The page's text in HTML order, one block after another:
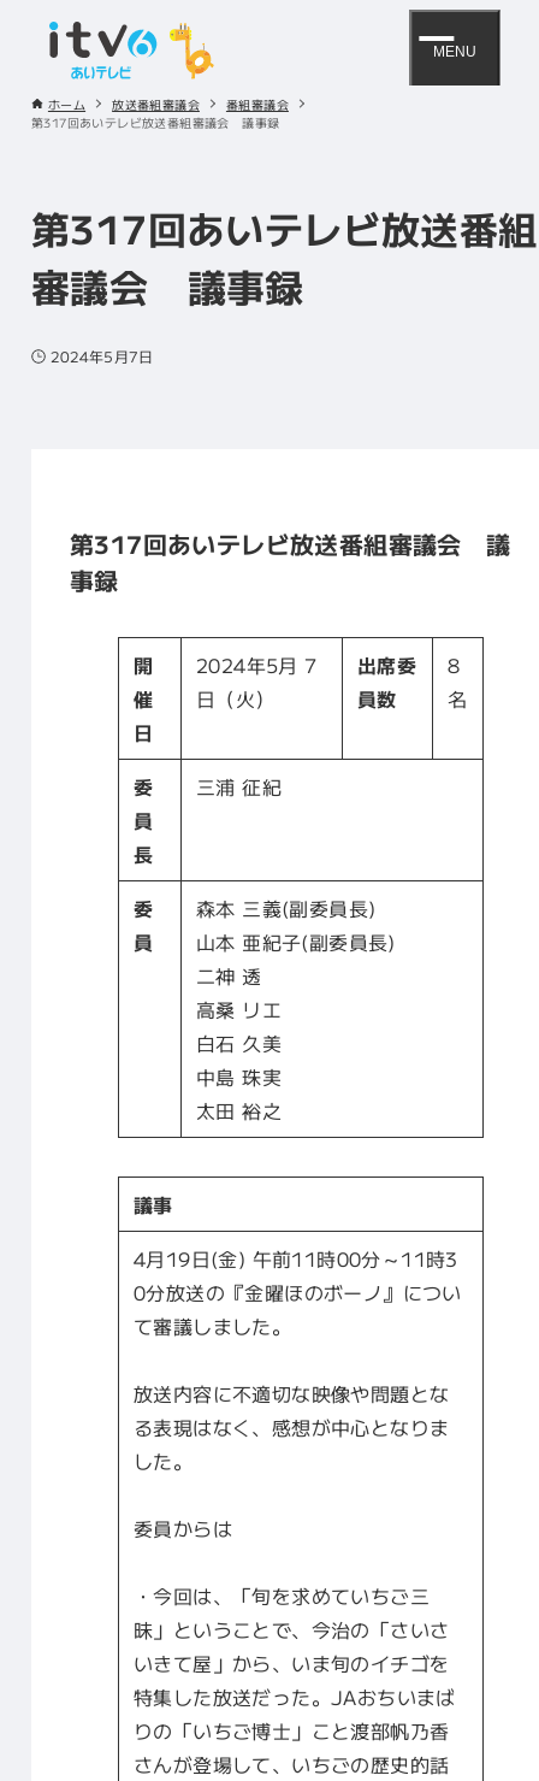
MENU
ホーム 放送番組審議会
番組審議会
第317回あいテレビ放送番組審議会 議事録
第317回あいテレビ放送番組
審議会 議事録
2024年5月7日
第317回あいテレビ放送番組審議会 議
事録
開
催
日
2024年5月 7
日（火）
出席委
員数
8
名
委
員
長
三浦 征紀
委
員
森本 三義(副委員長)
山本 亜紀子(副委員長)
二神 透
高桑 リエ
白石 久美
中島 珠実
太田 裕之
議事
4月19日(金) 午前11時00分～11時3
0分放送の『金曜ほのボーノ』につい
て審議しました。
放送内容に不適切な映像や問題とな
る表現はなく、感想が中心となりま
した。
委員からは
・今回は、「旬を求めていちご三
昧」ということで、今治の「さいさ
いきて屋」から、いま旬のイチゴを
特集した放送だった。JAおちいまば
りの「いちご博士」こと渡部帆乃香
さんが登場して、いちごの歴史的話